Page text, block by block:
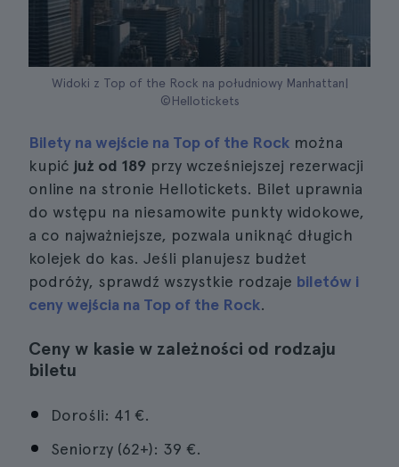
Widoki z Top of the Rock na południowy Manhattan|
©Hellotickets
Bilety na wejście na Top of the Rock można
kupić już od 189 przy wcześniejszej rezerwacji
online na stronie Hellotickets. Bilet uprawnia
do wstępu na niesamowite punkty widokowe,
a co najważniejsze, pozwala uniknąć długich
kolejek do kas. Jeśli planujesz budżet
podróży, sprawdź wszystkie rodzaje biletów i
ceny wejścia na Top of the Rock.
Ceny w kasie w zależności od rodzaju
biletu
Dorośli: 41 €.
Seniorzy (62+): 39 €.